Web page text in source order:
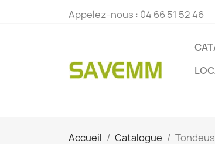
Appelez-nous : 04 66 51 52 46
Accueil Catalogue